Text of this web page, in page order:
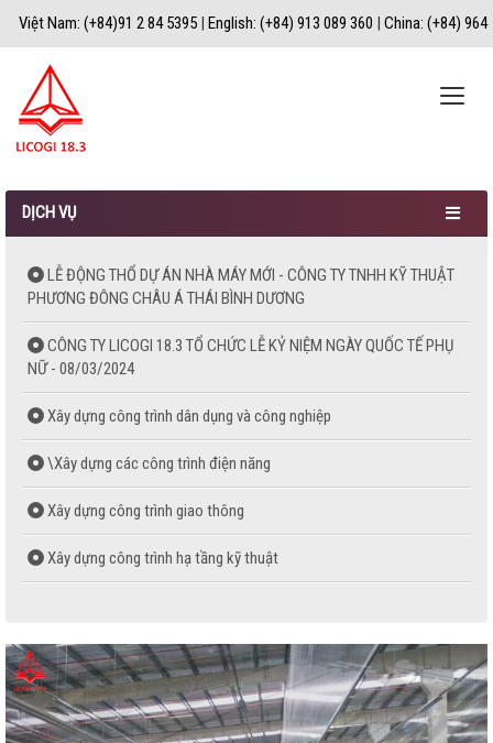
Việt Nam: (+84)91 2 84 5395 | English: (+84) 913 089 360 | China: (+84) 964
Toggle
DỊCH VỤ
LỄ ĐỘNG THỔ DỰ ÁN NHÀ MÁY MỚI - CÔNG TY TNHH KỸ THUẬT
PHƯƠNG ĐÔNG CHÂU Á THÁI BÌNH DƯƠNG
CÔNG TY LICOGI 18.3 TỔ CHỨC LỄ KỶ NIỆM NGÀY QUỐC TẾ PHỤ
NỮ - 08/03/2024
Xây dựng công trình dân dụng và công nghiệp
\Xây dựng các công trình điện năng
Xây dựng công trình giao thông
Xây dựng công trình hạ tầng kỹ thuật
Sản xuất gạch không nung
Sản xuất ván ép phủ phim